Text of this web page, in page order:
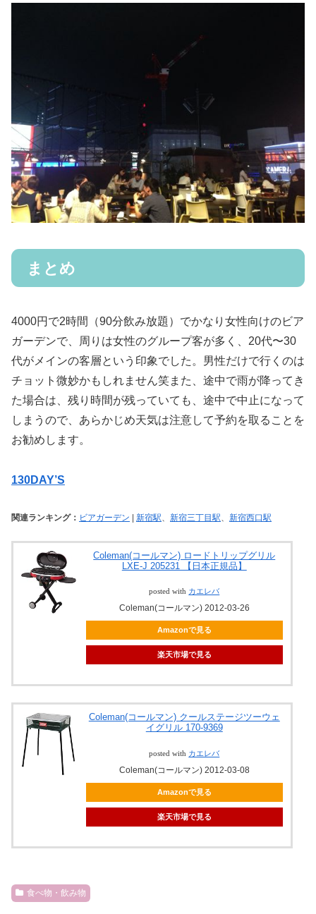
まとめ
4000円で2時間（90分飲み放題）でかなり女性向けのビア
ガーデンで、周りは女性のグループ客が多く、20代〜30
代がメインの客層という印象でした。男性だけで行くのは
チョット微妙かもしれません笑また、途中で雨が降ってき
た場合は、残り時間が残っていても、途中で中止になって
しまうので、あらかじめ天気は注意して予約を取ることを
お勧めします。
130DAY’S
関連ランキング： ビアガーデン 新宿駅、 新宿三丁目駅、 新宿西口駅
Coleman(コールマン) ロードトリップグリル
LXE-J 205231 【日本正規品】
posted with カエレバ
Coleman(コールマン) 2012-03-26
Amazonで見る
楽天市場で見る
Coleman(コールマン) クールステージツーウェ
イグリル 170-9369
posted with カエレバ
Coleman(コールマン) 2012-03-08
Amazonで見る
楽天市場で見る
食べ物・飲み物